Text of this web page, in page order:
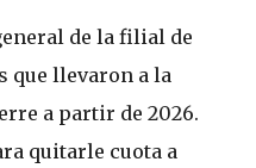
de la filial de
que llevaron a la
a partir de 2026.
quitarle cuota a